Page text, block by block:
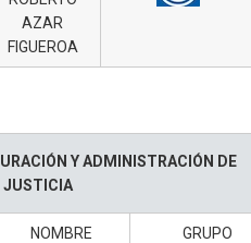
AZAR
FIGUEROA
Y ADMINISTRACIÓN DE
JUSTICIA
NOMBRE
GRUPO